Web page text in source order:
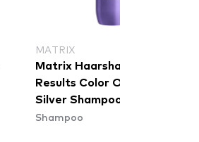
MATRIX
Matrix Haarshampoo Total
Results Color Obessed So
Silver Shampoo
Shampoo